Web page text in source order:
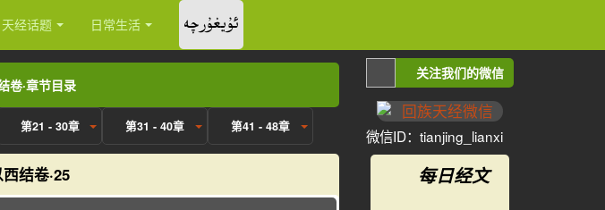
天经话题 日常生活 ئۇيغۇرچە
卷·章节目录
第21 - 30章 第31 - 40章 第41 - 48章
结卷·25
关注我们的微信
微信ID：tianjing_lianxi
每日经文